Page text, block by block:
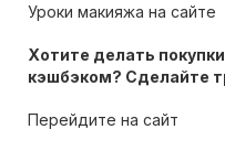
Уроки макияжа на сайте
Хотите делать
кэшбэком? Сделайте
Перейдите на сайт